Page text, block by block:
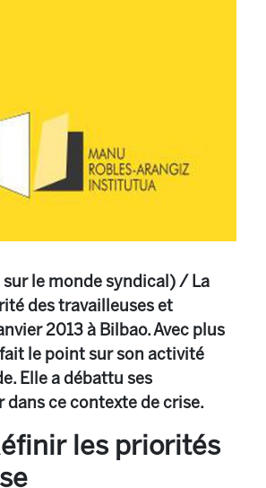
le monde syndical) / La
des travailleuses et
2013 à Bilbao. Avec plus
le point sur son activité
Elle a débattu ses
dans ce contexte de crise.
les priorités